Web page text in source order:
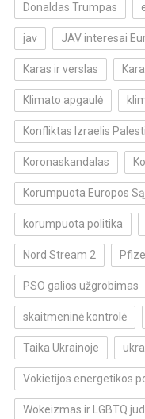
Donaldas Trumpas
jav JAV interesai
Karas ir verslas
Klimato apgaulė
Konfliktas Izraelis
Koronaskandalas
Korumpuota Europos
korumpuota politika
Nord Stream 2
PSO galios užgrobimas
skaitmeninė kontrolė
Taika Ukrainoje
Vokietijos energetikos
Wokeizmas ir LGBTQ